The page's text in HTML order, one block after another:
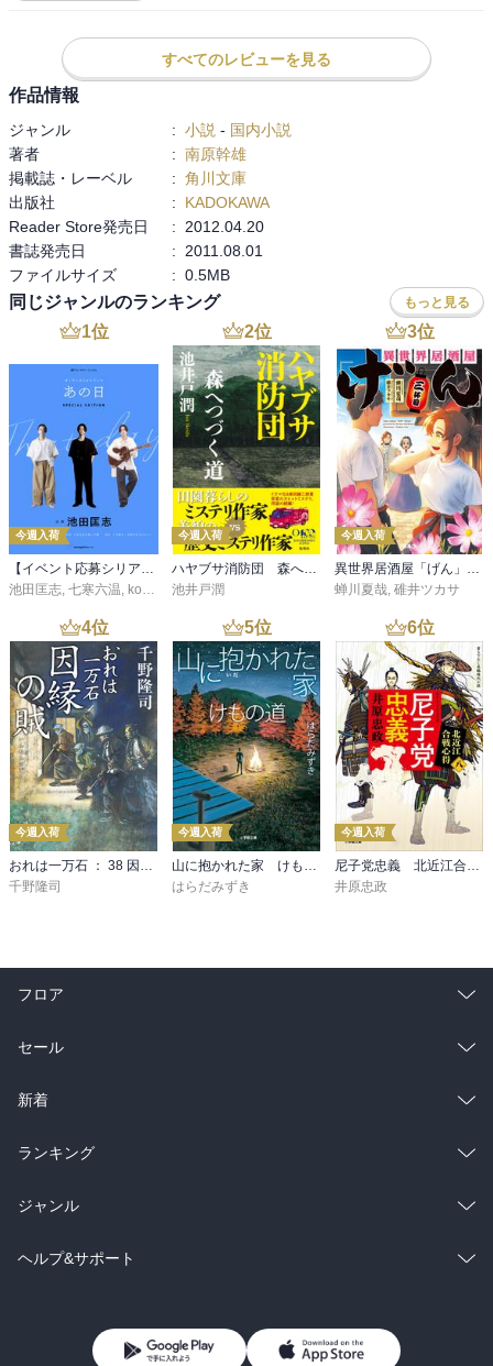
すべてのレビューを見る
作品情報
ジャンル : 小説 - 国内小説
著者
: 南原幹雄
掲載誌・レーベル
: 角川文庫
出版社
:
KADOKAWA
Reader Store発売日
:
2012.04.20
書誌発売日
:
2011.08.01
ファイルサイズ
: 0.5MB
同じジャンルのランキング もっと見る
1位
今週入荷
【イベント応募シリアルコード付】池田匡志出演・オーディオフォトブック「あの日」SPECIAL EDITION（音声／動画付）
池田匡志, 七寒六温, konoko58 ,村崎キコ
2位
今週入荷
ハヤブサ消防団 森へつづく道
池井戸潤
3位
今週入荷
異世界居酒屋「げん」三杯目
蝉川夏哉, 碓井ツカサ
4位
今週入荷
千野隆司
5位
今週入荷
はらだみずき
6位
今週入荷
井原忠政
フロア
総合
ラノベ
雑誌・グラビア
BL・TL
セール
総合
ラノベ
雑誌・グラビア
BL・TL
新着
総合
ラノベ
雑誌・グラビア
ランキング
総合
ラノベ
ジャンル
コミック
ライトノベル 男子向けラノベ
ヘルプ&サポート
よくあるご質問 お問い合わせ